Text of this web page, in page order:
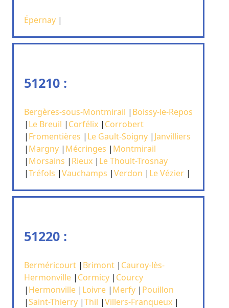
Épernay |
51210 :
Bergères-sous-Montmirail | Boissy-le-Repos
| Le Breuil | Corfélix | Corrobert
| Fromentières | Le Gault-Soigny | Janvilliers
| Margny | Mécringes | Montmirail
| Morsains | Rieux | Le Thoult-Trosnay
|Tréfols |Vauchamps |Verdon | Le Vézier |
51220 :
Berméricourt | Brimont | Cauroy-lès-
Hermonville | Cormicy | Courcy
| Hermonville | Loivre | Merfy | Pouillon
|Saint-Thierry |Thil |Villers-Franqueux |